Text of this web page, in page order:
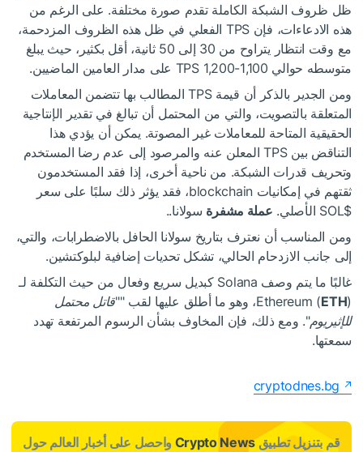
ظل ظروف الشبكة الكاملة تقدم صورة مختلفة. على الرغم من
هذه الادعاءات، فإن TPS الفعلي في ظل هذه الظروف المزدحمة،
مع وقت انتظار يتراوح من 30 إلى 50 ثانية، أقل بكثير، حيث يبلغ
متوسطه حوالي 1,100-1,200 TPS على مدار العامين الماضيين.
ومن الجدير بالذكر أن قيمة TPS المطالب بها تتضمن المعاملات
المتعلقة بالتصويت، والتي من المحتمل أن تبالغ في تقدير الإنتاجية
الحقيقية المتاحة للمعاملات غير المصوتة. يمكن أن يؤدي هذا
التناقض بين TPS المعلن عنه والمرصود إلى عدم رضا المستخدم
وتحريف قدرات الشبكة. من ناحية أخرى، إذا فقد المستخدمون
ثقتهم في إمكانيات blockchain، فقد يؤثر ذلك سلبًا على سعر
$SOL
الأصلي. عملة مشفرة سولانا..
ومن المناسب أن نعترف بتاريخ سولانا الحافل بالاضطرابات، والتي،
إلى جانب الازدحام الحالي، تشكل تحديات إضافية لبلوكتشين.
غالبًا ما يتم وصف Solana كبديل سريع وفعال من حيث التكلفة لـ
Ethereum (ETH)، وهو ما أطلق عليها لقب ""
قاتل محتمل
للإثيريوم". ومع ذلك، فإن المخاوف بشأن الرسوم المرتفعة تهدد
سمعتها.
cryptodnes.bg
قم بتنزيل تطبيقCrypto News واحصل على أخبار العالم حول